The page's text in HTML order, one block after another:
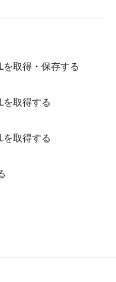
取得・保存する
取得する
取得する